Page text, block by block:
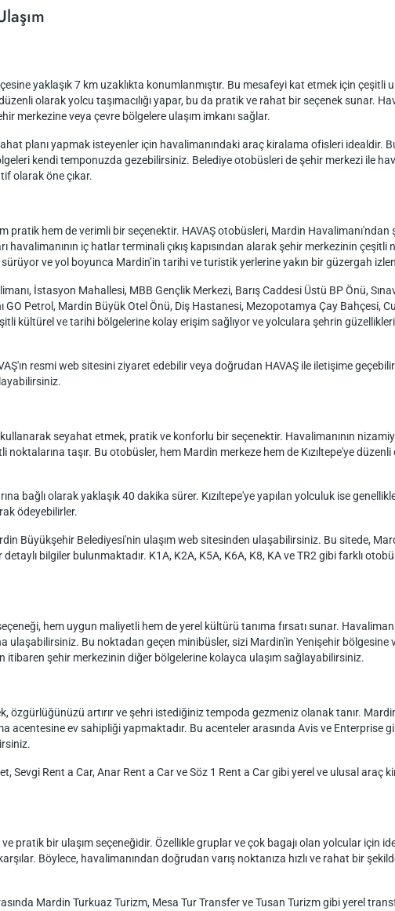
yaklaşık 7 km uzaklıkta konumlanmıştır. Bu mesafeyi kat etmek için çeşitli
olarak yolcu taşımacılığı yapar, bu da pratik ve rahat bir seçenek sunar.
merkezine veya çevre bölgelere ulaşım imkanı sağlar.
planı yapmak isteyenler için havalimanındaki araç kiralama ofisleri idealdir.
kendi temponuzda gezebilirsiniz. Belediye otobüsleri de şehir merkezi ile
olarak öne çıkar.
pratik hem de verimli bir seçenektir. HAVAŞ otobüsleri, Mardin Havalimanı'ndan
iç hatlar terminali çıkış kapısından alarak şehir merkezinin çeşitli
ve yol boyunca Mardin’in tarihi ve turistik yerlerine yakın bir güzergah
İstasyon Mahallesi, MBB Gençlik Merkezi, Barış Caddesi Üstü BP Önü,
Petrol, Mardin Büyük Otel Önü, Diş Hastanesi, Mezopotamya Çay Bahçesi,
kültürel ve tarihi bölgelerine kolay erişim sağlıyor ve yolculara şehrin
resmi web sitesini ziyaret edebilir veya doğrudan HAVAŞ ile iletişime
seyahat etmek, pratik ve konforlu bir seçenektir. Havalimanının
noktalarına taşır. Bu otobüsler, hem Mardin merkeze hem de Kızıltepe'ye
bağlı olarak yaklaşık 40 dakika sürer. Kızıltepe'ye yapılan yolculuk ise
ödeyebilirler.
Büyükşehir Belediyesi'nin ulaşım web sitesinden ulaşabilirsiniz. Bu sitede,
bilgiler bulunmaktadır. K1A, K2A, K5A, K6A, K8, KA ve TR2 gibi farklı
hem uygun maliyetli hem de yerel kültürü tanıma fırsatı sunar.
ulaşabilirsiniz. Bu noktadan geçen minibüsler, sizi Mardin'in Yenişehir bölgesine
itibaren şehir merkezinin diğer bölgelerine kolayca ulaşım sağlayabilirsiniz.
artırır ve şehri istediğiniz tempoda gezmeniz olanak tanır.
ev sahipliği yapmaktadır. Bu acenteler arasında Avis ve Enterprise
Sevgi Rent a Car, Anar Rent a Car ve Söz 1 Rent a Car gibi yerel ve ulusal araç
pratik bir ulaşım seçeneğidir. Özellikle gruplar ve çok bagajı olan yolcular için
Böylece, havalimanından doğrudan varış noktanıza hızlı ve rahat bir
Mardin Turkuaz Turizm, Mesa Tur Transfer ve Tusan Turizm gibi yerel